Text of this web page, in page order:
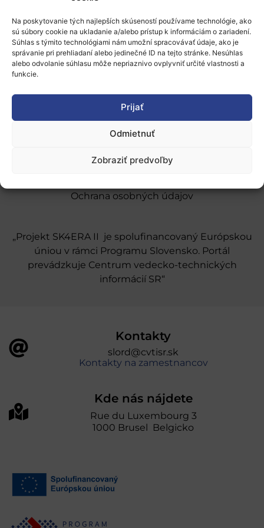
Na poskytovanie tých najlepších skúseností používame technológie, ako
sú súbory cookie na ukladanie a/alebo prístup k informáciám o zariadení.
Súhlas s týmito technológiami nám umožní spracovávať údaje, ako je
správanie pri prehliadaní alebo jedinečné ID na tejto stránke. Nesúhlas
alebo odvolanie súhlasu môže nepriaznivo ovplyvniť určité vlastnosti a
funkcie.
Prijať
Odmietnuť
Zobraziť predvoľby
Naše služby
Financovanie a podpora
Ochrana osobných údajov
„Projekt SK4ERA II je spolufinancovaný Európskou
úniou v rámci Programu Slovensko. Portál
prevádzkuje Centrum vedecko-technických
informácií SR“
Kontakty
slord@cvtisr.sk
Kontakty na zamestnancov
Kde nás nájdete
Rue du Luxembourg 3
1000 Brusel Belgicko